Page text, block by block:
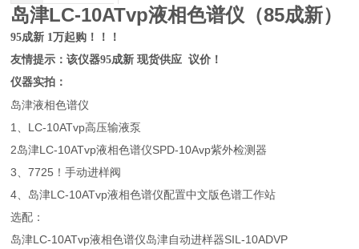
岛津LC-10ATvp液相色谱仪（85成新）
95成新 1万起购！！！
友情提示：该仪器95成新 现货供应 议价！
仪器实拍：
岛津液相色谱仪
1、LC-10ATvp高压输液泵
2岛津LC-10ATvp液相色谱仪SPD-10Avp紫外检测器
3、7725！手动进样阀
4、岛津LC-10ATvp液相色谱仪配置中文版色谱工作站
选配：
岛津LC-10ATvp液相色谱仪岛津自动进样器SIL-10ADVP